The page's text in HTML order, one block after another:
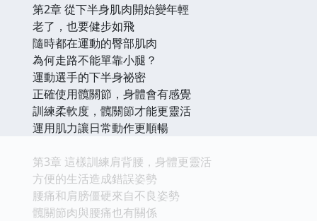
第2章 從下半身肌肉開始變年輕
老了，也要健步如飛
隨時都在運動的臀部肌肉
為何走路不能單靠小腿？
運動選手的下半身祕密
正確使用髖關節，身體會有感覺
訓練柔軟度，髖關節才能更靈活
運用肌力讓日常動作更順暢
第3章 這樣訓練肩背腰，身體更靈活
方便的生活造成錯誤姿勢
腰痛和肩膀僵硬來自不良姿勢
髖關節肉與腰痛也有關係